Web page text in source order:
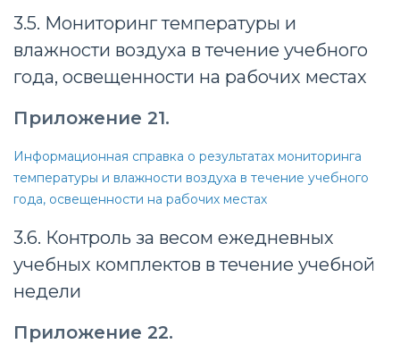
3.5. Мониторинг температуры и
влажности воздуха в течение учебного
года, освещенности на рабочих местах
Приложение 21.
Информационная справка о результатах мониторинга
температуры и влажности воздуха в течение учебного
года, освещенности на рабочих местах
3.6. Контроль за весом ежедневных
учебных комплектов в течение учебной
недели
Приложение 22.